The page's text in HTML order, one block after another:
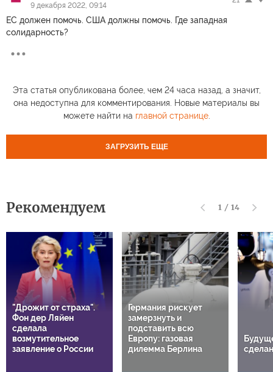
9 декабря 2022, 09:14
ЕС должен помочь. США должны помочь. Где западная
солидарность?
Эта статья опубликована более, чем 24 часа назад, а значит,
она недоступна для комментирования. Новые материалы вы
можете найти на главной странице.
ЗАГРУЗИТЬ ЕЩЕ
Рекомендуем 1 / 14
"Дрожит от страха".
Фон дер Ляйен
сделала
возмутительное
заявление о России
Германия рискует
замерзнуть и
подставить всю
Европу: газовая
дилемма Берлина